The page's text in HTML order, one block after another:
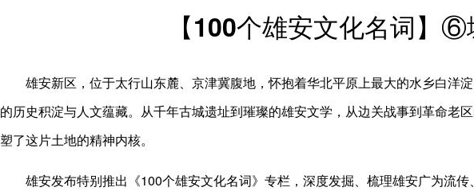
【100个雄安文化名词】
雄安新区，位于太行山东麓、京津冀腹地，怀抱着华北平原上最大的水乡白洋
的历史积淀与人文蕴藏。从千年古城遗址到璀璨的雄安文学，从边关战事到革命老
塑了这片土地的精神内核。
雄安发布特别推出《100个雄安文化名词》专栏，深度发掘、梳理雄安广为流传